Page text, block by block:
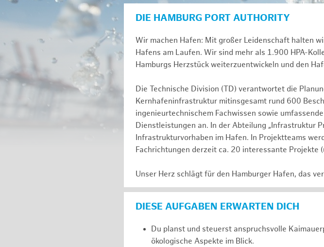
DIE HAMBURG PORT AUTHORITY
Wir machen Hafen: Mit großer Leidenschaft halten
Hafens am Laufen. Wir sind mehr als 1.900 HPA-
Hamburgs Herzstück weiterzuentwickeln und den
Die Technische Division (TD) verantwortet die
Kernhafeninfrastruktur mitinsgesamt rund 600
ingenieurtechnischem Fachwissen sowie
Dienstleistungen an. In der Abteilung „Infrastruktur
Infrastrukturvorhaben im Hafen. In Projektteams
Fachrichtungen derzeit ca. 20 interessante Projekte
Unser Herz schlägt für den Hamburger Hafen, das
DIESE AUFGABEN ERWARTEN DICH
Du planst und steuerst anspruchsvolle
ökologische Aspekte im Blick.